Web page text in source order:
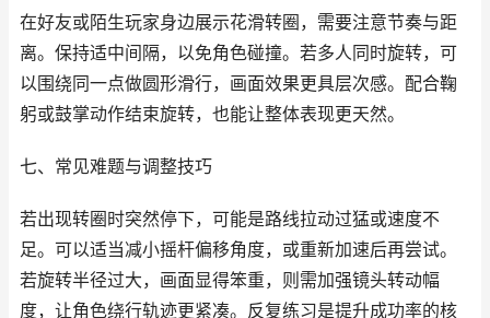
在好友或陌生玩家身边展示花滑转圈，需要注意节奏与距
离。保持适中间隔，以免角色碰撞。若多人同时旋转，可
以围绕同一点做圆形滑行，画面效果更具层次感。配合鞠
躬或鼓掌动作结束旋转，也能让整体表现更天然。
七、常见难题与调整技巧
若出现转圈时突然停下，可能是路线拉动过猛或速度不
足。可以适当减小摇杆偏移角度，或重新加速后再尝试。
若旋转半径过大，画面显得笨重，则需加强镜头转动幅
度，让角色绕行轨迹更紧凑。反复练习是提升成功率的核